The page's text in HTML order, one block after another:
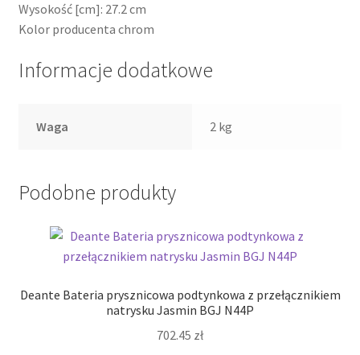
Wysokość [cm]: 27.2 cm
Kolor producenta chrom
Informacje dodatkowe
Waga 2 kg
Podobne produkty
Deante Bateria prysznicowa podtynkowa z przełącznikiem
natrysku Jasmin BGJ N44P
702.45 zł